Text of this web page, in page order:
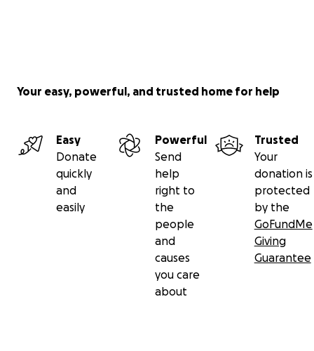
Your easy, powerful, and trusted home for help
Easy
Donate
quickly
and
easily
Powerful
Send
help
right to
the
people
and
causes
you care
about
Trusted
Your
donation is
protected
by the
GoFundMe
Giving
Guarantee